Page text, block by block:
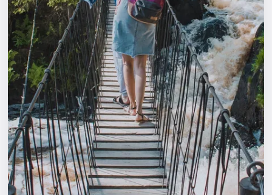
Города
Площадки
Артисты
Рейтинги